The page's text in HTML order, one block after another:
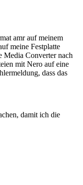
amr auf meinem
meine Festplatte
Media Converter nach
mit Nero auf eine
dass das
damit ich die